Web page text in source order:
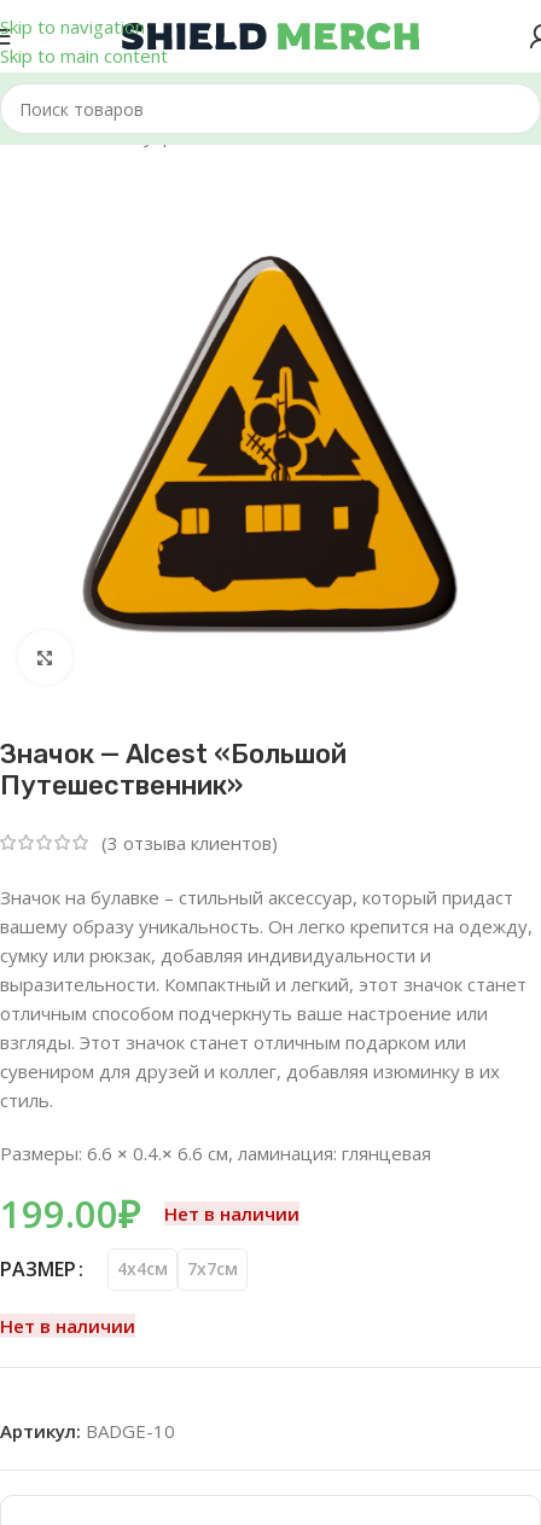
Skip to navigation
Skip to main content
Главная/Аксессуары/Значки
Значок — Alcest «Большой
Путешественник»
(3 отзыва клиентов)
Значок на булавке – стильный аксессуар, который придаст
вашему образу уникальность. Он легко крепится на одежду,
сумку или рюкзак, добавляя индивидуальности и
выразительности. Компактный и легкий, этот значок станет
отличным способом подчеркнуть ваше настроение или
взгляды. Этот значок станет отличным подарком или
сувениром для друзей и коллег, добавляя изюминку в их
стиль.
Размеры: 6.6 × 0.4.× 6.6 см, ламинация: глянцевая
199.00₽ Нет в наличии
РАЗМЕР 4x4см 7х7см
Нет в наличии
Артикул: BADGE-10